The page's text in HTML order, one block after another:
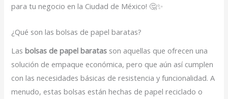
para tu negocio en la Ciudad de México! 🤔✨
¿Qué son las bolsas de papel baratas?
Lasbolsas de papel baratas son aquellas que ofrecen una
solución de empaque económica, pero que aún así cumplen
con las necesidades básicas de resistencia y funcionalidad. A
menudo, estas bolsas están hechas de papel reciclado o